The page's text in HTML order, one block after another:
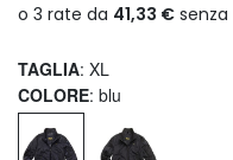
TAGLIA: XL
COLORE: blu